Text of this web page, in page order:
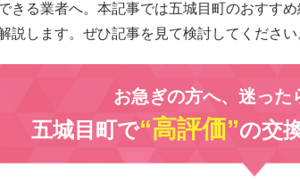
きる業者へ。本記事では五城目町のおすす
説します。ぜひ記事を見て検討してください
お急ぎの方へ、迷った
五城目町で“高評価”の交